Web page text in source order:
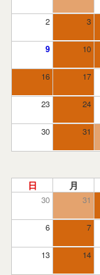
2 3
9 10
16 17
23 24
30 31
日 月
30 31
6 7
13 14